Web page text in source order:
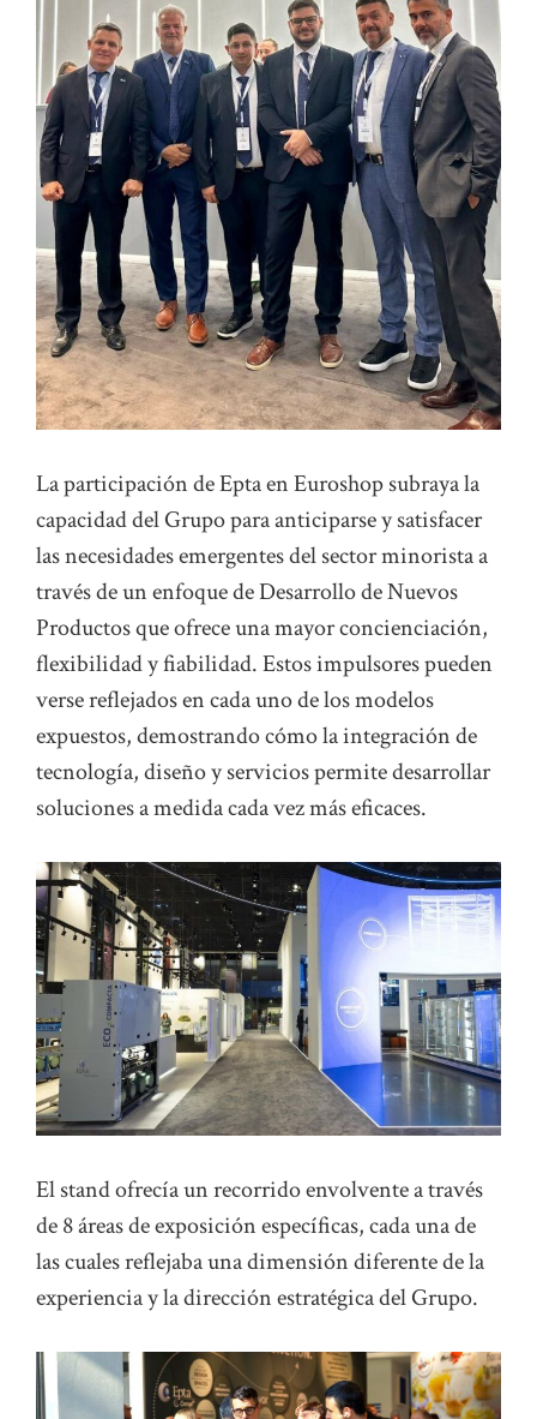
La participación de Epta en Euroshop subraya la
capacidad del Grupo para anticiparse y satisfacer
las necesidades emergentes del sector minorista a
través de un enfoque de Desarrollo de Nuevos
Productos que ofrece una mayor concienciación,
flexibilidad y fiabilidad. Estos impulsores pueden
verse reflejados en cada uno de los modelos
expuestos, demostrando cómo la integración de
tecnología, diseño y servicios permite desarrollar
soluciones a medida cada vez más eficaces.
El stand ofrecía un recorrido envolvente a través
de 8 áreas de exposición específicas, cada una de
las cuales reflejaba una dimensión diferente de la
experiencia y la dirección estratégica del Grupo.